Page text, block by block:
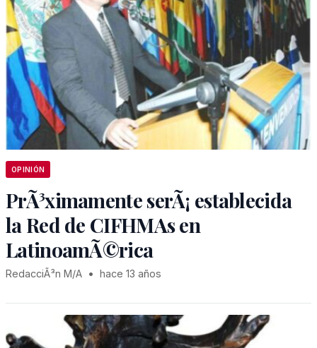
OPINIÓN
PrÃ³ximamente serÃ¡ establecida
la Red de CIFHMAs en
LatinoamÃ©rica
RedacciÃ³n M/A • hace 13 años